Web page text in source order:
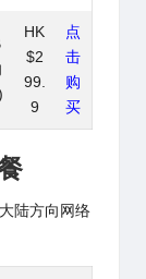
HK
$2
99.
9
点
击
购
买
陆方向网络